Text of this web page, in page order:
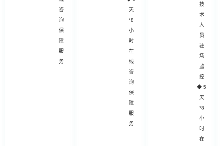
咨
询
保
障
服
务
天
*8
小
时
在
线
咨
询
保
障
服
务
技
术
人
员
驻
场
监
控
◆5
天
*8
小
时
在